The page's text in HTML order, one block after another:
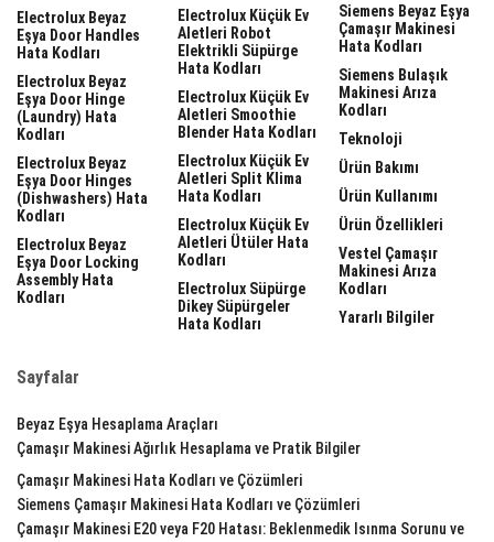
Electrolux Beyaz
Eşya Door Handles
Hata Kodları
Electrolux Beyaz
Eşya Door Hinge
(laundry) Hata
Kodları
Electrolux Beyaz
Eşya Door Hinges
(dishwashers) Hata
Kodları
Electrolux Beyaz
Eşya Door Locking
Assembly Hata
Kodları
Electrolux Küçük Ev
Aletleri Robot
Elektrikli Süpürge
Hata Kodları
Electrolux Küçük Ev
Aletleri Smoothie
Blender Hata Kodları
Electrolux Küçük Ev
Aletleri Split Klima
Hata Kodları
Electrolux Küçük Ev
Aletleri Ütüler Hata
Kodları
Electrolux Süpürge
Dikey Süpürgeler
Hata Kodları
Siemens Beyaz Eşya
Çamaşır Makinesi
Hata Kodları
Siemens Bulaşık
Makinesi Arıza
Kodları
Teknoloji
Ürün Bakımı
Ürün Kullanımı
Ürün Özellikleri
Vestel Çamaşır
Makinesi Arıza
Kodları
Yararlı Bilgiler
Sayfalar
Beyaz Eşya Hesaplama Araçları
Çamaşır Makinesi Ağırlık Hesaplama ve Pratik Bilgiler
Çamaşır Makinesi Hata Kodları ve Çözümleri
Siemens Çamaşır Makinesi Hata Kodları ve Çözümleri
Çamaşır Makinesi E20 veya F20 Hatası: Beklenmedik Isınma Sorunu ve